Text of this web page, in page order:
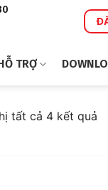
TRỢ
tất cả 4 kết quảĐã